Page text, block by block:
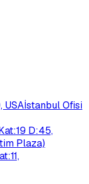
USAİstanbul Ofisi
D:45,
Plaza)